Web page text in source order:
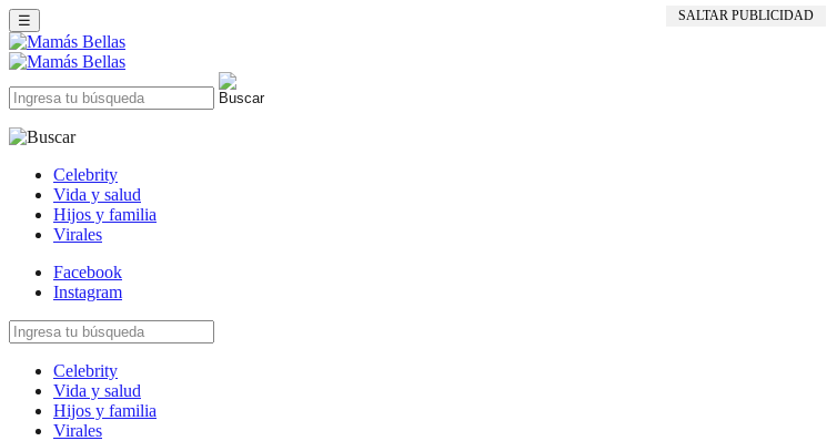
SALTAR PUBLICIDAD
☰
Celebrity
Vida y salud
Hijos y familia
Virales
Facebook
Instagram
Celebrity
Vida y salud
Hijos y familia
Virales